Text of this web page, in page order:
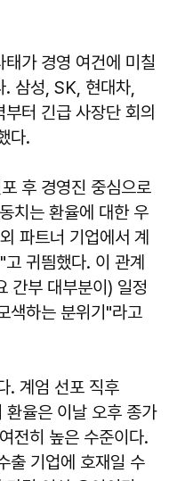
가 경영 여건에 미칠
. 삼성, SK, 현대차,
터 긴급 사장단 회의
다.
후 경영진 중심으로
치는 환율에 대한 우
파트너 기업에서 계
귀띔했다. 이 관계
간부 대부분이) 일정
색하는 분위기"라고
. 계엄 선포 직후
율은 이날 오후 종가
전히 높은 수준이다.
출 기업에 호재일 수